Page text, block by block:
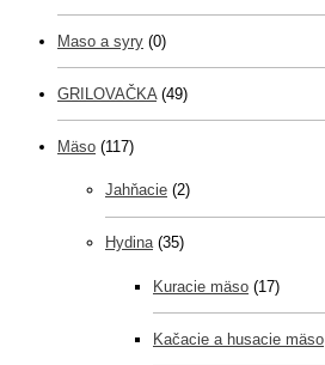
Maso a syry (0)
GRILOVAČKA (49)
Mäso (117)
Jahňacie (2)
Hydina (35)
Kuracie mäso (17)
Kačacie a husacie mäso